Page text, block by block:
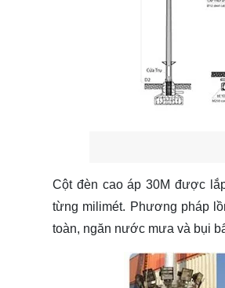
Cột đèn cao áp 30M được
từng milimét. Phương pháp
toàn, ngăn nước mưa và bụi